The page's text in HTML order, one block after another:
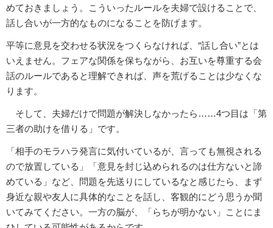
めておきましょう。こういったルールを夫婦で設けることで、
話し合いが一方的なものになることを防げます。
平等に意見を交わせる状況をつくらなければ、“話し合い”とは
いえません。フェアな関係を保ちながら、お互いを尊重する会
話のルールであると理解できれば、声を荒げることは少なくな
ります。
そして、夫婦だけで問題が解決しなかったら……4つ目は「第
三者の助けを借りる」です。
「相手のモラハラ発言に気付いているが、言っても無視される
ので放置している」「意見を封じ込められるのは仕方ないと諦
めている」など、問題を先送りにしているなと感じたら、まず
身近な親や友人に具体的なことを話し、客観的にどう思うか聞
いてみてください。一方の脳が、「らちが明かない」ことにま